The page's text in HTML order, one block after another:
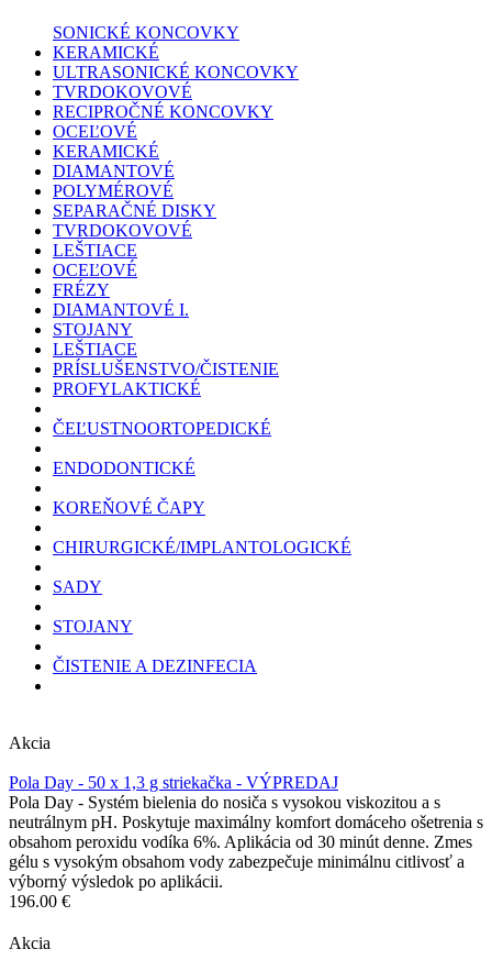
SONICKÉ KONCOVKY
KERAMICKÉ
ULTRASONICKÉ KONCOVKY
TVRDOKOVOVÉ
RECIPROČNÉ KONCOVKY
OCEĽOVÉ
KERAMICKÉ
DIAMANTOVÉ
POLYMÉROVÉ
SEPARAČNÉ DISKY
TVRDOKOVOVÉ
LEŠTIACE
OCEĽOVÉ
FRÉZY
DIAMANTOVÉ I.
STOJANY
LEŠTIACE
PRÍSLUŠENSTVO/ČISTENIE
PROFYLAKTICKÉ
ČEĽUSTNOORTOPEDICKÉ
ENDODONTICKÉ
KOREŇOVÉ ČAPY
CHIRURGICKÉ/IMPLANTOLOGICKÉ
SADY
STOJANY
ČISTENIE A DEZINFECIA
Akcia
Pola Day - 50 x 1,3 g striekačka - VÝPREDAJ
Pola Day - Systém bielenia do nosiča s vysokou viskozitou a s
neutrálnym pH. Poskytuje maximálny komfort domáceho ošetrenia s
obsahom peroxidu vodíka 6%. Aplikácia od 30 minút denne. Zmes
gélu s vysokým obsahom vody zabezpečuje minimálnu citlivosť a
výborný výsledok po aplikácii.
196.00 €
Akcia